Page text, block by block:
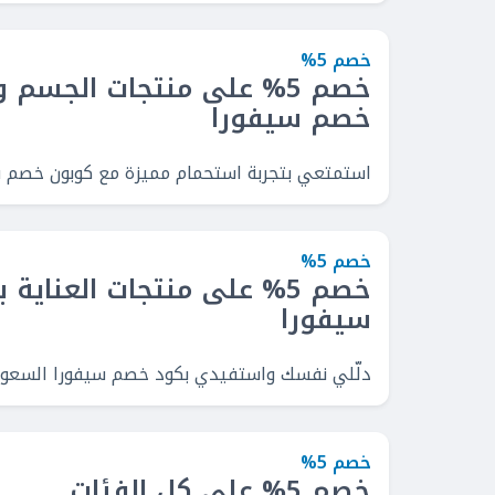
خصم 5%
خصم 5% على منتجات
خصم سيفورا
استمتعي بتجربة استحمام مميزة مع كوبون خصم سيفورا السعودية 5%
خصم 5%
خصم 5% على منتجات
سيفورا
دلّلي نفسك واستفيدي بكود خصم سيفورا السعودية، واعتني ببشرتك
خصم 5%